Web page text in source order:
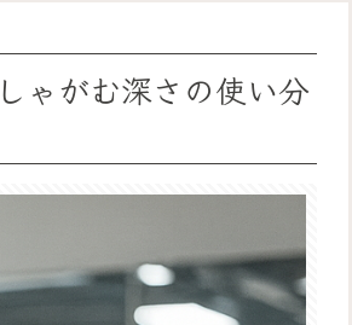
ゃがむ深さの使い分